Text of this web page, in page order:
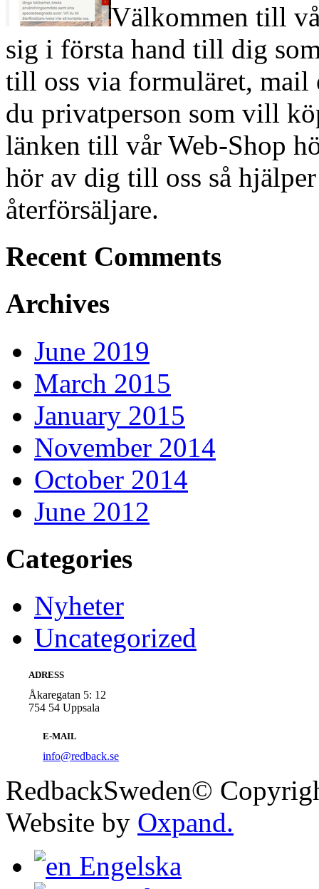
Välkommen till
sig i första hand till dig
till oss via formuläret,
du privatperson som vill
länken till vår Web-Shop
hör av dig till oss så
återförsäljare.
Recent Comments
Archives
June 2019
March 2015
January 2015
November 2014
October 2014
June 2012
Categories
Nyheter
Uncategorized
ADRESS
Åkaregatan 5: 12
754 54 Uppsala
E-MAIL
info@redback.se
RedbackSweden©
Website by Oxpand.
Engelska